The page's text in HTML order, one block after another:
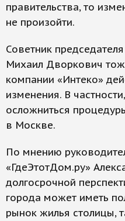
правительства, то
не произойти.
Советник
Михаил Дворкович
компании «Интеко»
изменения. В
осложниться
в Москве.
По мнению
«ГдеЭтотДом.ру»
долгосрочной
города может иметь
рынок жилья столицы,